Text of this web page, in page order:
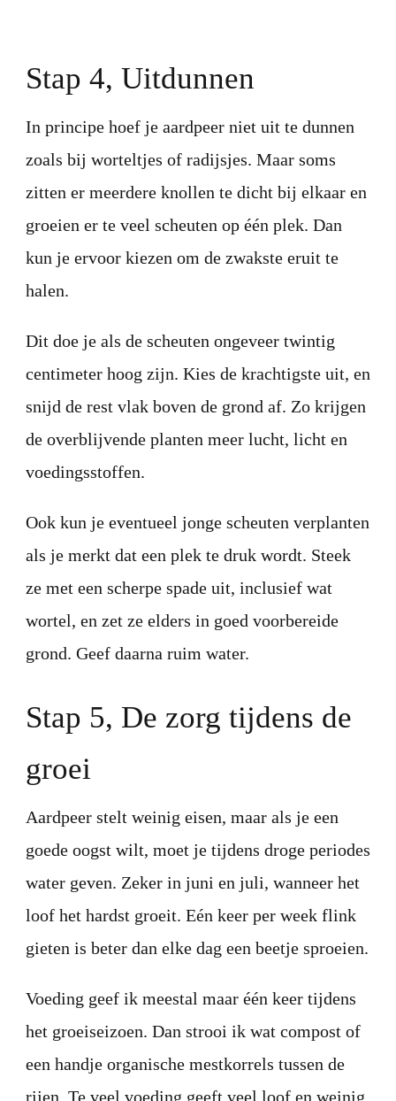
Stap 4, Uitdunnen
In principe hoef je aardpeer niet uit te dunnen
zoals bij worteltjes of radijsjes. Maar soms
zitten er meerdere knollen te dicht bij elkaar en
groeien er te veel scheuten op één plek. Dan
kun je ervoor kiezen om de zwakste eruit te
halen.
Dit doe je als de scheuten ongeveer twintig
centimeter hoog zijn. Kies de krachtigste uit, en
snijd de rest vlak boven de grond af. Zo krijgen
de overblijvende planten meer lucht, licht en
voedingsstoffen.
Ook kun je eventueel jonge scheuten verplanten
als je merkt dat een plek te druk wordt. Steek
ze met een scherpe spade uit, inclusief wat
wortel, en zet ze elders in goed voorbereide
grond. Geef daarna ruim water.
Stap 5, De zorg tijdens de
groei
Aardpeer stelt weinig eisen, maar als je een
goede oogst wilt, moet je tijdens droge periodes
water geven. Zeker in juni en juli, wanneer het
loof het hardst groeit. Eén keer per week flink
gieten is beter dan elke dag een beetje sproeien.
Voeding geef ik meestal maar één keer tijdens
het groeiseizoen. Dan strooi ik wat compost of
een handje organische mestkorrels tussen de
rijen. Te veel voeding geeft veel loof en weinig